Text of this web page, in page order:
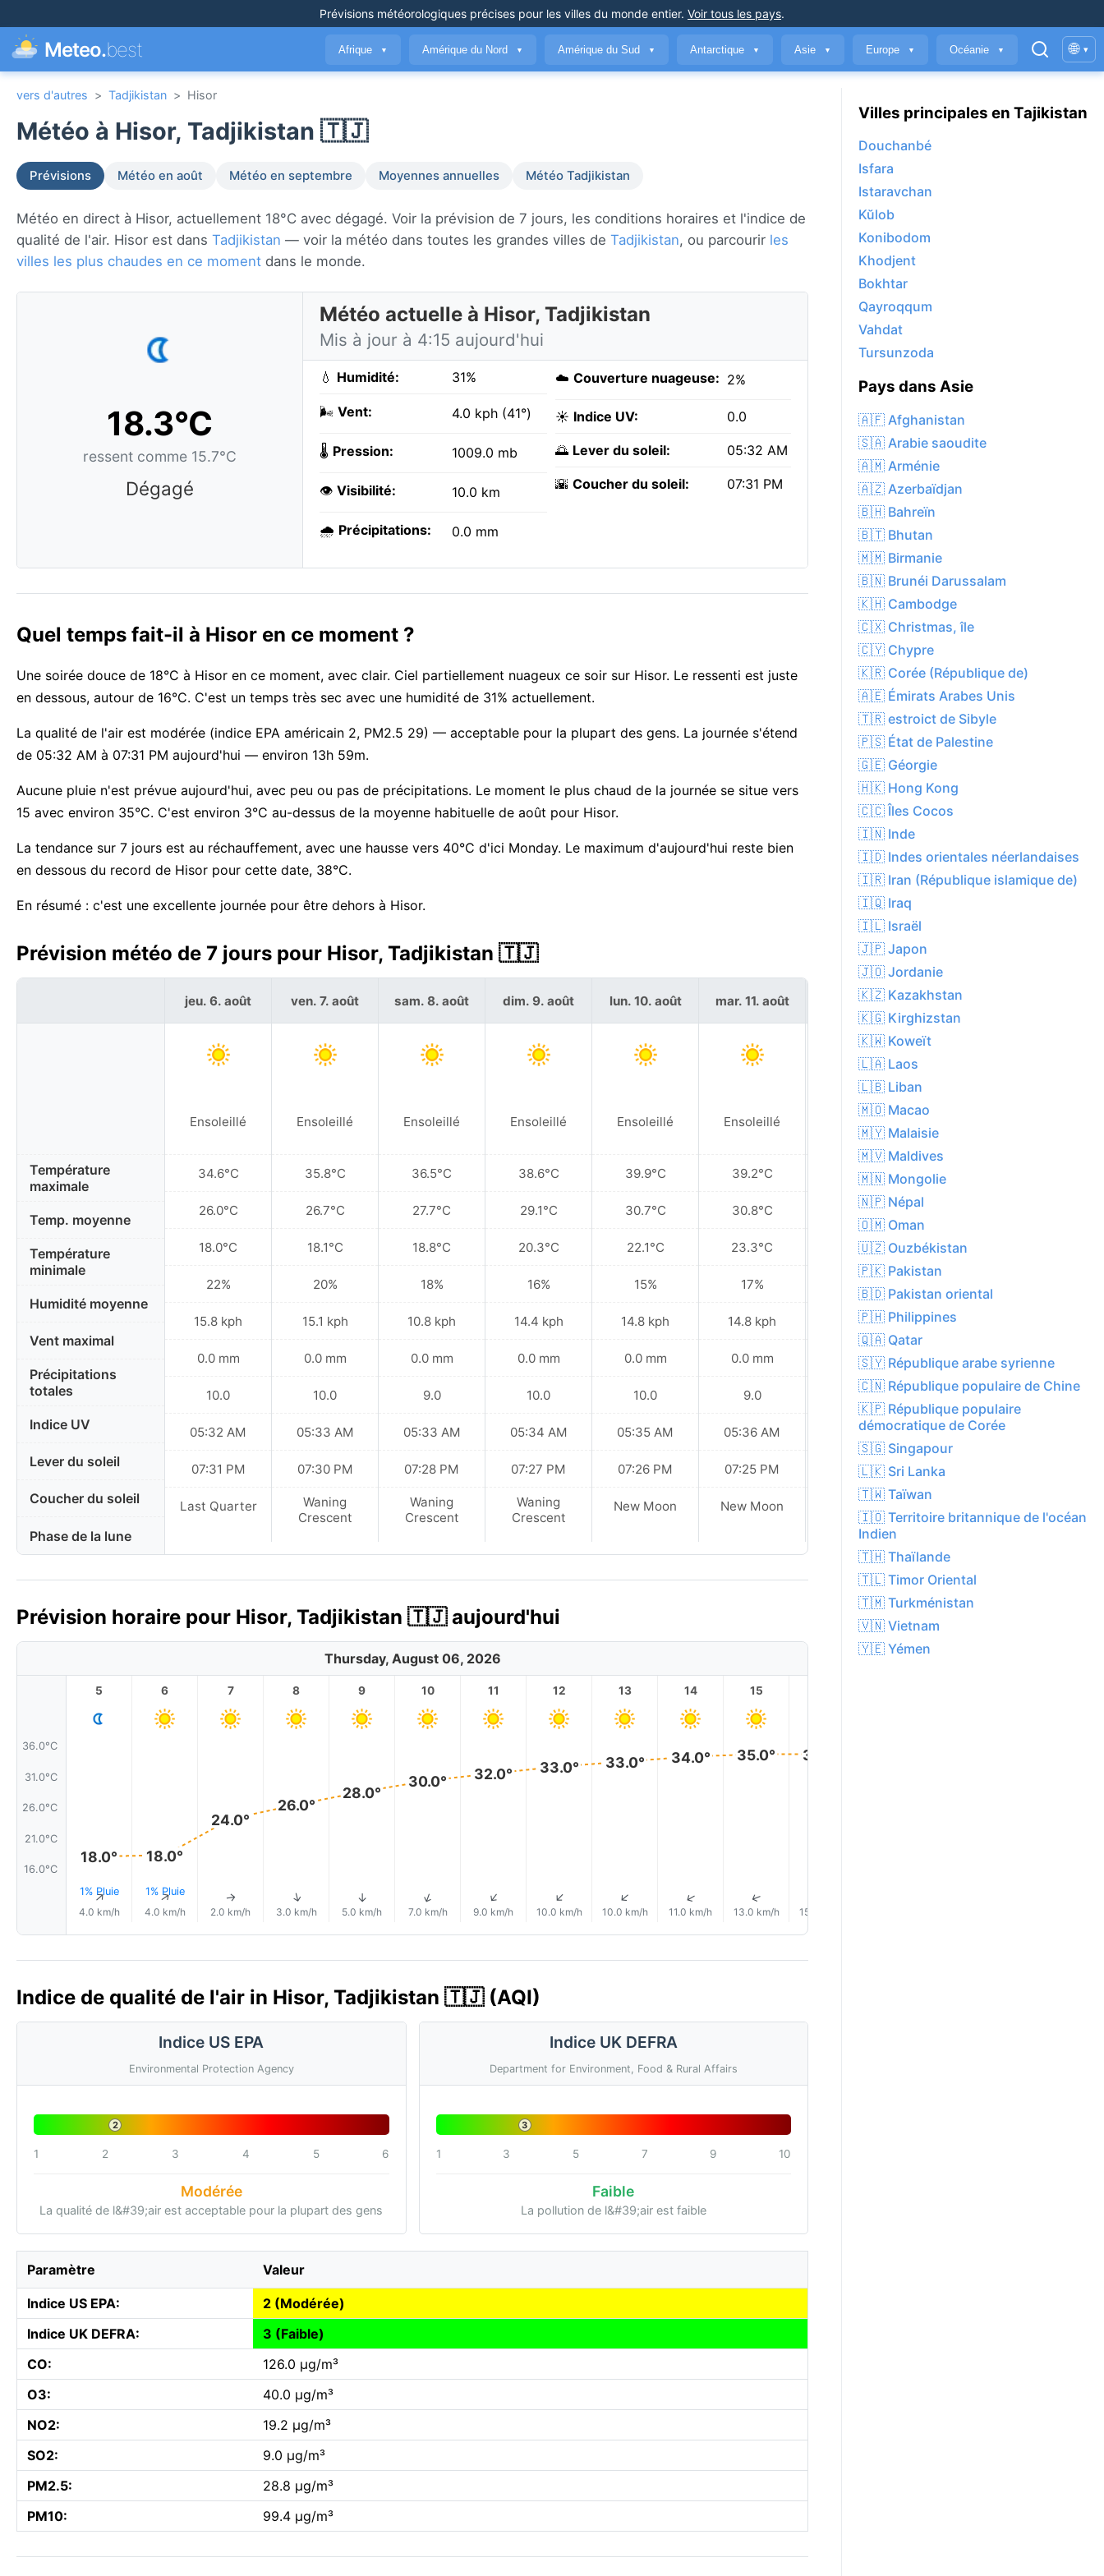
Prévisions météorologiques précises pour les villes du monde entier. Voir tous les pays.
Meteo.best Afrique ▼ Amérique du Nord ▼ Amérique du Sud ▼ Antarctique ▼ Asie ▼ Europe ▼ Océanie ▼ 🌐 ▾
vers d'autres > Tadjikistan > Hisor
Météo à Hisor, Tadjikistan 🇹🇯
Prévisions Météo en août Météo en septembre Moyennes annuelles Météo Tadjikistan
Météo en direct à Hisor, actuellement 18°C avec dégagé. Voir la prévision de 7 jours, les conditions horaires et l'indice de
qualité de l'air. Hisor est dans Tadjikistan — voir la météo dans toutes les grandes villes de Tadjikistan, ou parcourir les
villes les plus chaudes en ce moment dans le monde.
18.3°C
ressent comme 15.7°C
Dégagé
Météo actuelle à Hisor, Tadjikistan
Mis à jour à 4:15 aujourd'hui
💧 Humidité: 31%
🌬️ Vent: 4.0 kph (41°)
🌡️ Pression: 1009.0 mb
👁️ Visibilité: 10.0 km
🌧️ Précipitations: 0.0 mm
☁️ Couverture nuageuse: 2%
☀️ Indice UV: 0.0
🌅 Lever du soleil: 05:32 AM
🌇 Coucher du soleil: 07:31 PM
Quel temps fait-il à Hisor en ce moment ?
Une soirée douce de 18°C à Hisor en ce moment, avec clair. Ciel partiellement nuageux ce soir sur Hisor. Le ressenti est juste
en dessous, autour de 16°C. C'est un temps très sec avec une humidité de 31% actuellement.
La qualité de l'air est modérée (indice EPA américain 2, PM2.5 29) — acceptable pour la plupart des gens. La journée s'étend
de 05:32 AM à 07:31 PM aujourd'hui — environ 13h 59m.
Aucune pluie n'est prévue aujourd'hui, avec peu ou pas de précipitations. Le moment le plus chaud de la journée se situe vers
15 avec environ 35°C. C'est environ 3°C au-dessus de la moyenne habituelle de août pour Hisor.
La tendance sur 7 jours est au réchauffement, avec une hausse vers 40°C d'ici Monday. Le maximum d'aujourd'hui reste bien
en dessous du record de Hisor pour cette date, 38°C.
En résumé : c'est une excellente journée pour être dehors à Hisor.
Prévision météo de 7 jours pour Hisor, Tadjikistan 🇹🇯
Température
maximale
Temp. moyenne
Température
minimale
Humidité moyenne
Vent maximal
Précipitations
totales
Indice UV
Lever du soleil
Coucher du soleil
Phase de la lune
jeu. 6. août
Ensoleillé
34.6°C
26.0°C
18.0°C
22%
15.8 kph
0.0 mm
10.0
05:32 AM
07:31 PM
Last Quarter
ven. 7. août
Ensoleillé
35.8°C
26.7°C
18.1°C
20%
15.1 kph
0.0 mm
10.0
05:33 AM
07:30 PM
Waning
Crescent
sam. 8. août
Ensoleillé
36.5°C
27.7°C
18.8°C
18%
10.8 kph
0.0 mm
9.0
05:33 AM
07:28 PM
Waning
Crescent
dim. 9. août
Ensoleillé
38.6°C
29.1°C
20.3°C
16%
14.4 kph
0.0 mm
10.0
05:34 AM
07:27 PM
Waning
Crescent
lun. 10. août
Ensoleillé
39.9°C
30.7°C
22.1°C
15%
14.8 kph
0.0 mm
10.0
05:35 AM
07:26 PM
New Moon
mar. 11. août
Ensoleillé
39.2°C
30.8°C
23.3°C
17%
14.8 kph
0.0 mm
9.0
05:36 AM
07:25 PM
New Moon
mer. 12. août
38.1°C
29.6°C
21.6°C
16%
13.3 kph
0.0 mm
9.0
05:37 AM
07:24 PM
Prévision horaire pour Hisor, Tadjikistan 🇹🇯 aujourd'hui
Thursday, August 06, 2026
36.0°C
31.0°C
26.0°C
21.0°C
16.0°C
5
18.0°
1% Pluie
↑
4.0 km/h
6
18.0°
1% Pluie
↑
4.0 km/h
7
24.0°
↑
2.0 km/h
8
26.0°
↑
3.0 km/h
9
28.0°
↑
5.0 km/h
10
30.0°
↑
7.0 km/h
11
32.0°
↑
9.0 km/h
12
33.0°
↑
10.0 km/h
13
33.0°
↑
10.0 km/h
14
34.0°
↑
11.0 km/h
15
35.0°
↑
13.0 km/h
35.0°
15.0 km/h
Indice de qualité de l'air in Hisor, Tadjikistan 🇹🇯 (AQI)
Indice US EPA
Environmental Protection Agency
2
1 2 3 4 5 6
Modérée
La qualité de l&#39;air est acceptable pour la plupart des gens
Indice UK DEFRA
Department for Environment, Food & Rural Affairs
3
1 3 5 7 9 10
Faible
La pollution de l&#39;air est faible
Paramètre Valeur
Indice US EPA:
2 (Modérée)
Indice UK DEFRA:
3 (Faible)
CO:
126.0 µg/m³
O3:
40.0 µg/m³
NO2:
19.2 µg/m³
SO2:
9.0 µg/m³
PM2.5:
28.8 µg/m³
PM10:
99.4 µg/m³
Villes principales en Tajikistan
Douchanbé
Isfara
Istaravchan
Kŭlob
Konibodom
Khodjent
Bokhtar
Qayroqqum
Vahdat
Tursunzoda
Pays dans Asie
🇦🇫 Afghanistan
🇸🇦 Arabie saoudite
🇦🇲 Arménie
🇦🇿 Azerbaïdjan
🇧🇭 Bahreïn
🇧🇹 Bhutan
🇲🇲 Birmanie
🇧🇳 Brunéi Darussalam
🇰🇭 Cambodge
🇨🇽 Christmas, île
🇨🇾 Chypre
🇰🇷 Corée (République de)
🇦🇪 Émirats Arabes Unis
🇹🇷 estroict de Sibyle
🇵🇸 État de Palestine
🇬🇪 Géorgie
🇭🇰 Hong Kong
🇨🇨 Îles Cocos
🇮🇳 Inde
🇮🇩 Indes orientales néerlandaises
🇮🇷 Iran (République islamique de)
🇮🇶 Iraq
🇮🇱 Israël
🇯🇵 Japon
🇯🇴 Jordanie
🇰🇿 Kazakhstan
🇰🇬 Kirghizstan
🇰🇼 Koweït
🇱🇦 Laos
🇱🇧 Liban
🇲🇴 Macao
🇲🇾 Malaisie
🇲🇻 Maldives
🇲🇳 Mongolie
🇳🇵 Népal
🇴🇲 Oman
🇺🇿 Ouzbékistan
🇵🇰 Pakistan
🇧🇩 Pakistan oriental
🇵🇭 Philippines
🇶🇦 Qatar
🇸🇾 République arabe syrienne
🇨🇳 République populaire de Chine
🇰🇵 République populaire
démocratique de Corée
🇸🇬 Singapour
🇱🇰 Sri Lanka
🇹🇼 Taïwan
🇮🇴 Territoire britannique de l'océan
Indien
🇹🇭 Thaïlande
🇹🇱 Timor Oriental
🇹🇲 Turkménistan
🇻🇳 Vietnam
🇾🇪 Yémen